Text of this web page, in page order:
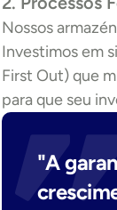
Nossos
Investimos em
First Out) que
para que seu
"A